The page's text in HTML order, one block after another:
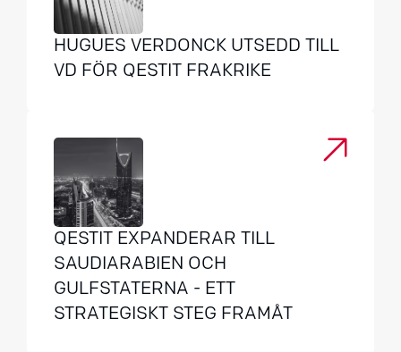
HUGUES VERDONCK UTSEDD TILL
VD FÖR QESTIT FRAKRIKE
QESTIT EXPANDERAR TILL
SAUDIARABIEN OCH
GULFSTATERNA - ETT
STRATEGISKT STEG FRAMÅT